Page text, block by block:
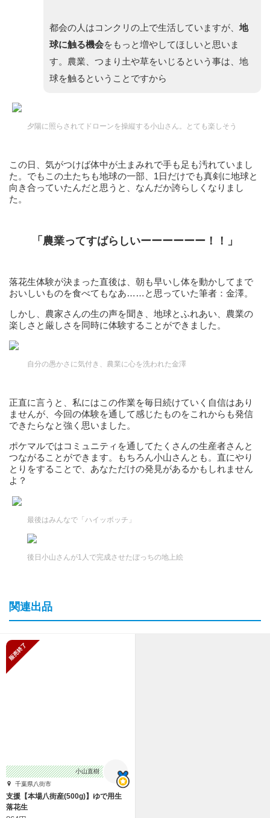
都会の人はコンクリの上で生活していますが、 地
球に触る機会をもっと増やしてほしいと思いま
す。農業、つまり土や草をいじるという事は、地
球を触るということですから
夕陽に照らされてドローンを操縦する小山さん。とても楽しそう
この日、気がつけば体中が土まみれで手も足も汚れていまし
た。でもこの土たちも地球の一部、1日だけでも真剣に地球と
向き合っていたんだと思うと、なんだか誇らしくなりまし
た。
「農業ってすばらしいーーーーーー！！」
落花生体験が決まった直後は、朝も早いし体を動かしてまで
おいしいものを食べてもなあ……と思っていた筆者：金澤。
しかし、農家さんの生の声を聞き、地球とふれあい、農業の
楽しさと厳しさを同時に体験することができました。
自分の愚かさに気付き、農業に心を洗われた金澤
正直に言うと、私にはこの作業を毎日続けていく自信はあり
ませんが、今回の体験を通して感じたものをこれからも発信
できたらなと強く思いました。
ポケマルではコミュニティを通してたくさんの生産者さんと
つながることができます。もちろん小山さんとも。直にやり
とりをすることで、あなただけの発見があるかもしれません
よ？
最後はみんなで「ハイッボッチ」
後日小山さんが1人で完成させたぼっちの地上絵
関連出品
小山直樹
千葉県八街市
支援【本場八街産(500g)】ゆで用生
落花生